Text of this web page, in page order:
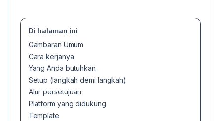
Di halaman ini
Gambaran Umum
Cara kerjanya
Yang Anda butuhkan
Setup (langkah demi langkah)
Alur persetujuan
Platform yang didukung
Template